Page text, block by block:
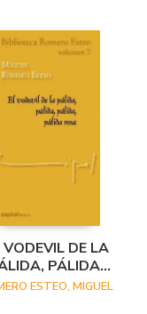
VODEVIL DE LA
PÁLIDA,
PÁLIDA
ESTEO, MIGUEL